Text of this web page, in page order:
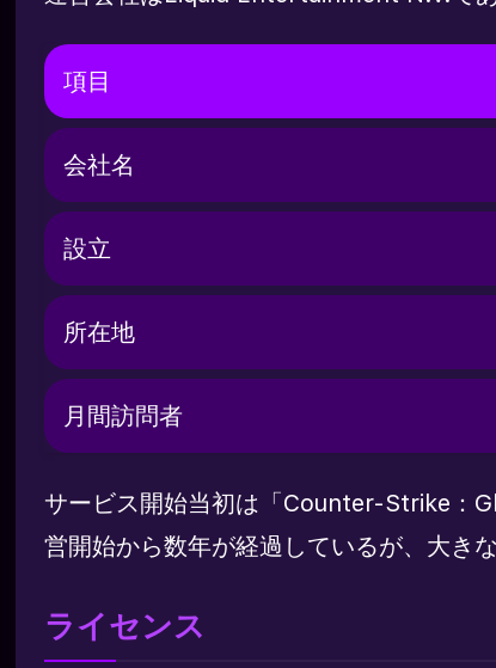
項目
会社名
設立
所在地
月間訪問者
サービス開始当初は「Counter-Strike：
営開始から数年が経過しているが、大き
ライセンス